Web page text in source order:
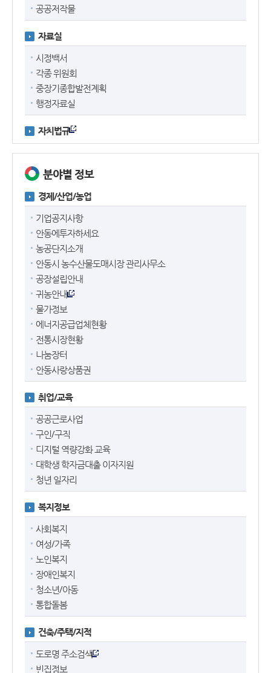
공공저작물
자료실
시정백서
각종 위원회
중장기종합발전계획
행정자료실
자치법규
분야별 정보
경제/산업/농업
기업공지사항
안동에투자하세요
농공단지소개
안동시 농수산물도매시장 관리사무소
공장설립안내
귀농안내
물가정보
에너지공급업체현황
전통시장현황
나눔장터
안동사랑상품권
취업/교육
공공근로사업
구인/구직
디지털 역량강화 교육
대학생 학자금대출 이자지원
청년 일자리
복지정보
사회복지
여성/가족
노인복지
장애인복지
청소년/아동
통합돌봄
건축/주택/지적
도로명 주소검색
빈집정보